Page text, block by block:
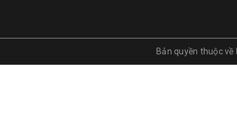
Bản quyền thuộc về